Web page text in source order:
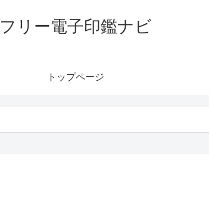
フリー電子印鑑ナビ
トップページ